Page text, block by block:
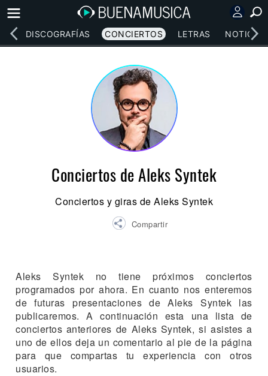
DISCOGRAFÍAS CONCIERTOS LETRAS NOTICIAS
Conciertos de Aleks Syntek
Conciertos y giras de Aleks Syntek
Compartir
Aleks Syntek no tiene próximos conciertos
programados por ahora. En cuanto nos enteremos
de futuras presentaciones de Aleks Syntek las
publicaremos. A continuación esta una lista de
conciertos anteriores de Aleks Syntek, si asistes a
uno de ellos deja un comentario al pie de la página
para que compartas tu experiencia con otros
usuarios.